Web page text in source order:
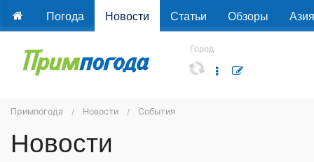
Погода Новости Статьи Обзоры Азия
Город
Примпогода Новости События
Новости